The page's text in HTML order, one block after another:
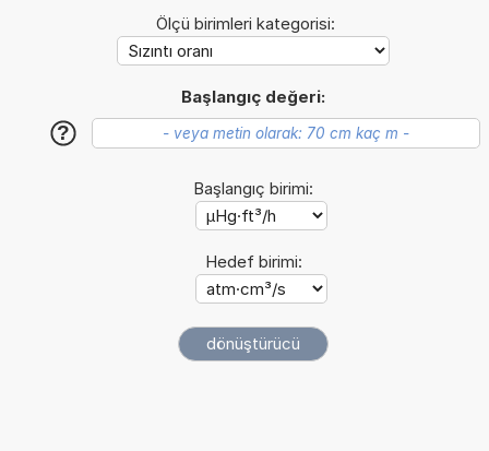
Ölçü birimleri kategorisi:
Başlangıç değeri:
?
Başlangıç birimi:
Hedef birimi: